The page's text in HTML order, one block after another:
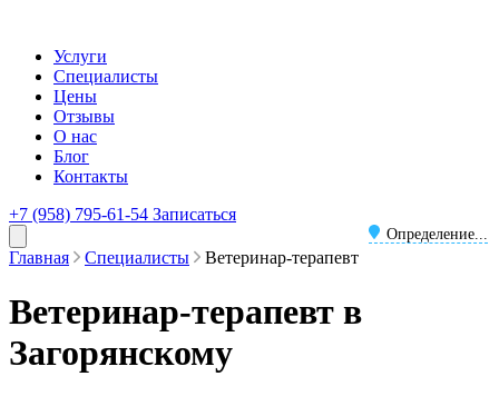
Услуги
Специалисты
Цены
Отзывы
О нас
Блог
Контакты
+7 (958) 795-61-54
Определение...
Записаться
Главная Специалисты Ветеринар-терапевт
Ветеринар-терапевт в
Загорянскому